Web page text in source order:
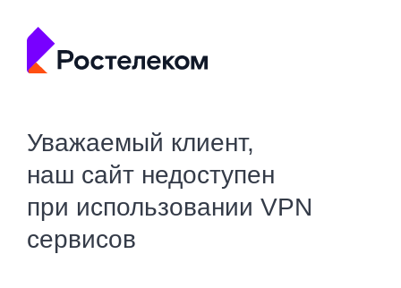
Уважаемый клиент,
наш сайт недоступен
при использовании VPN
сервисов